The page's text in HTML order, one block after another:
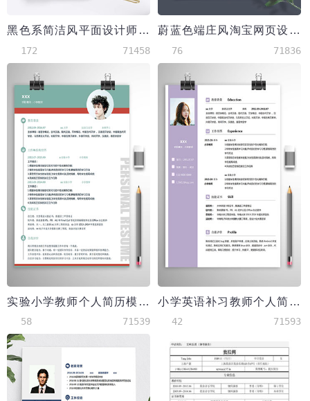
黑色系简洁风平面设计师大学生简历模板
172 71458
蔚蓝色端庄风淘宝网页设计应届生简历模板
76 71836
实验小学教师个人简历模板
58 71539
小学英语补习教师个人简历模板
42 71593